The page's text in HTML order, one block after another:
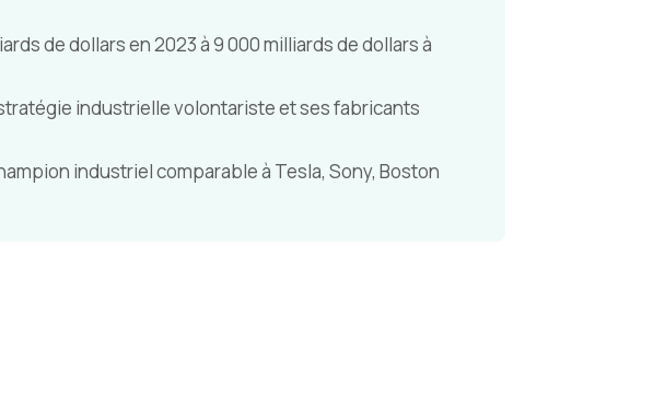
de dollars en 2023 à 9 000 milliards de dollars à
industrielle volontariste et ses fabricants
industriel comparable à Tesla, Sony, Boston